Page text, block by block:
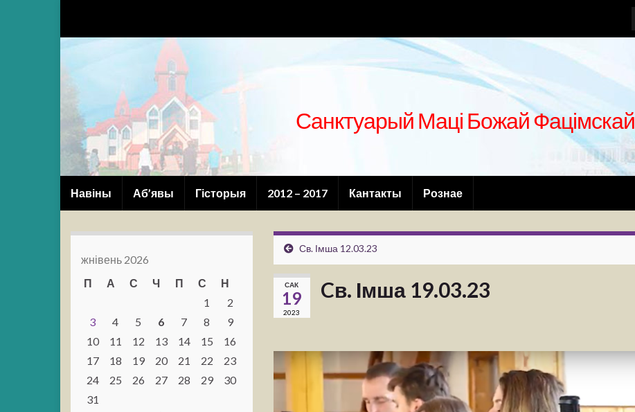
Санктуарый Маці Божай Фацімскай
Навіны Аб’явы Гісторыя 2012 – 2017 Кантакты Рознае
Св. Імша 12.03.23
САК
19
2023
Cв. Імша 19.03.23
жнівень 2026
П
А С Ч П С
Н
1
2
3
4 5 6 7 8
9
10
11 12 13 14 15
16
17
18 19 20 21 22
23
24
25 26 27 28 29
30
31